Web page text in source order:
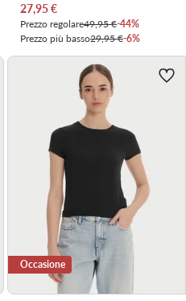
Prezzo attuale
27,95€
Prezzo regolare49,95 €-44%
Prezzo più basso29,95 €-6%
Occasione